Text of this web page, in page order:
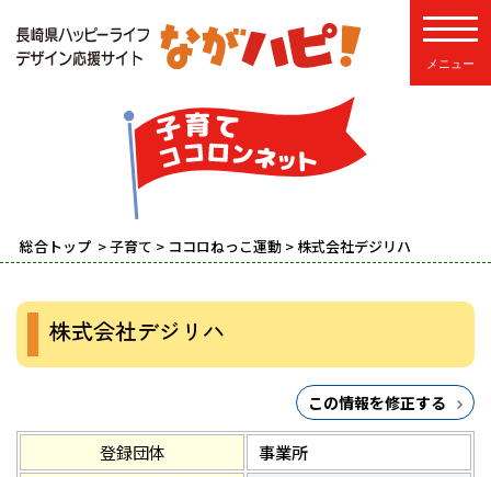
総合トップ >子育て > ココロねっこ運動 > 株式会社デジリハ
株式会社デジリハ
この情報を修正する
登録団体
事業所